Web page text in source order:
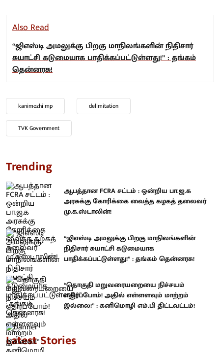
Also Read
“ஜிஎஸ்டி அமலுக்கு பிறகு மாநிலங்களின் நிதிசார்
சுயாட்சி கடுமையாக பாதிக்கப்பட்டுள்ளது!” : தங்கம்
தென்னரசு!
kanimozhi mp delimitation
TVK Government
Trending
ஆபத்தான FCRA சட்டம் : ஒன்றிய பா.ஜ.க
அரசுக்கு கோரிக்கை வைத்த கழகத் தலைவர்
மு.க.ஸ்டாலின்!
“ஜிஎஸ்டி அமலுக்கு பிறகு மாநிலங்களின்
நிதிசார் சுயாட்சி கடுமையாக
பாதிக்கப்பட்டுள்ளது!” : தங்கம் தென்னரசு!
“தொகுதி மறுவரையறையை நிச்சயம்
எதிர்ப்போம்! அதில் எள்ளளவும் மாற்றம்
இல்லை!” : கனிமொழி எம்.பி திட்டவட்டம்!
Latest Stories